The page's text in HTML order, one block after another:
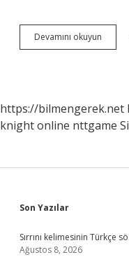
Devamını okuyun
https://bilmengerek.net
knight online nttgame
Sidebar
Son Yazılar
Sırrını kelimesinin Türkçe
Ağustos 8, 2026